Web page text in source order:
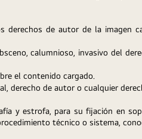
derechos de autor de la imagen
calumnioso, invasivo del
el contenido cargado.
derecho de autor o cualquier
y estrofa, para su fijación en
técnico o sistema,